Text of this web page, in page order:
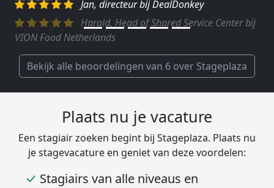
Harald, Head of Shared Service Center bij
VION Food Netherlands
Bekijk alle beoordelingen van 6 over Stageplaza
Plaats nu je vacature
Een stagiair zoeken begint bij Stageplaza. Plaats nu
je stagevacature en geniet van deze voordelen:
Stagiairs van alle niveaus en